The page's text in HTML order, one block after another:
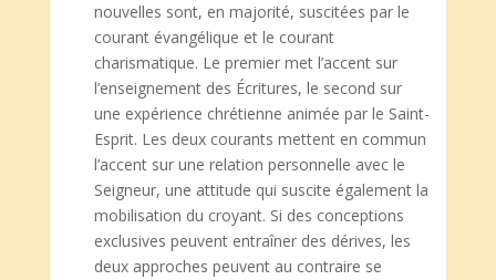
nouvelles sont, en majorité, suscitées par le
courant évangélique et le courant
charismatique. Le premier met l’accent sur
l’enseignement des Écritures, le second sur
une expérience chrétienne animée par le Saint-
Esprit. Les deux courants mettent en commun
l’accent sur une relation personnelle avec le
Seigneur, une attitude qui suscite également la
mobilisation du croyant. Si des conceptions
exclusives peuvent entraîner des dérives, les
deux approches peuvent au contraire se